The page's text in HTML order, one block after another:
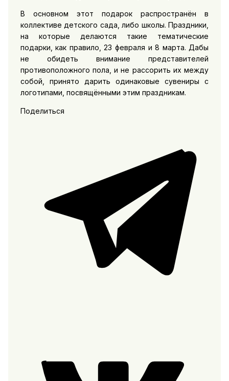
В основном этот подарок распространён в
коллективе детского сада, либо школы. Праздники,
на которые делаются такие тематические
подарки, как правило, 23 февраля и 8 марта. Дабы
не обидеть внимание представителей
противоположного пола, и не рассорить их между
собой, принято дарить одинаковые сувениры с
логотипами, посвящёнными этим праздникам.
Поделиться